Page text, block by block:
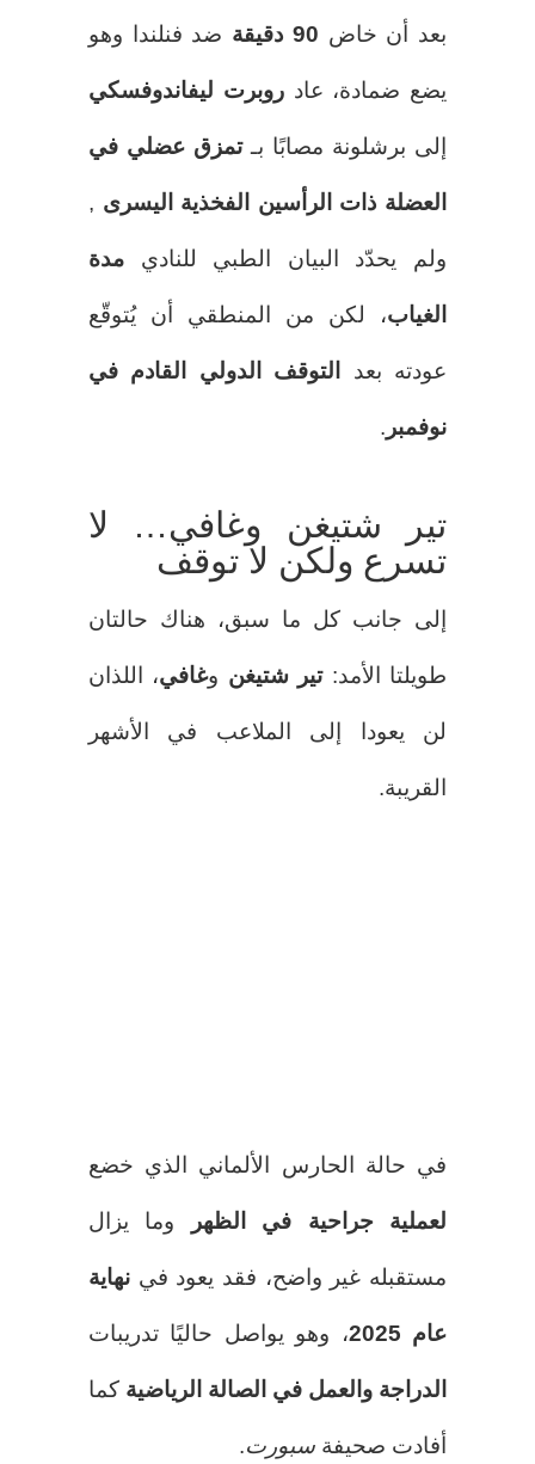
بعد أن خاض 90 دقيقة ضد فنلندا وهو
يضع ضمادة، عادروبرت ليفاندوفسكي
إلى برشلونة مصابًا بـتمزق عضلي في
العضلة ذات الرأسين الفخذية اليسرى ,
ولم يحدّد البيان الطبي للنادي مدة
الغياب، لكن من المنطقي أن يُتوقّع
عودته بعد التوقف الدولي القادم في
نوفمبر .
تير شتيغن وغافي… لا
تسرع ولكن لا توقف
إلى جانب كل ما سبق، هناك حالتان
طويلتا الأمد:تير شتيغن وغافي، اللذان
لن يعودا إلى الملاعب في الأشهر
القريبة.
في حالة الحارس الألماني الذي خضع
لعملية جراحية في الظهر وما يزال
مستقبله غير واضح، فقد يعود في نهاية
عام 2025 ، وهو يواصل حاليًا تدريبات
الدراجة والعمل في الصالة الرياضية كما
أفادت صحيفة سبورت.